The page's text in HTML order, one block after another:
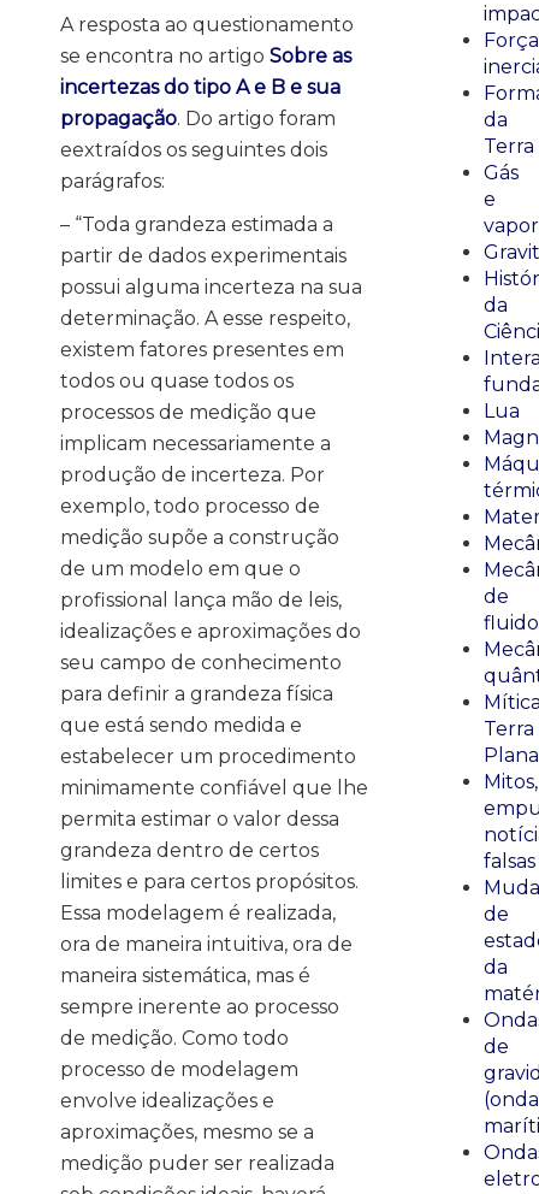
A resposta ao questionamento
se encontra no artigo Sobre as
incertezas do tipo A e B e sua
propagação. Do artigo foram
eextraídos os seguintes dois
parágrafos:
– “Toda grandeza estimada a
partir de dados experimentais
possui alguma incerteza na sua
determinação. A esse respeito,
existem fatores presentes em
todos ou quase todos os
processos de medição que
implicam necessariamente a
produção de incerteza. Por
exemplo, todo processo de
medição supõe a construção
de um modelo em que o
profissional lança mão de leis,
idealizações e aproximações do
seu campo de conhecimento
para definir a grandeza física
que está sendo medida e
estabelecer um procedimento
minimamente confiável que lhe
permita estimar o valor dessa
grandeza dentro de certos
limites e para certos propósitos.
Essa modelagem é realizada,
ora de maneira intuitiva, ora de
maneira sistemática, mas é
sempre inerente ao processo
de medição. Como todo
processo de modelagem
envolve idealizações e
aproximações, mesmo se a
medição puder ser realizada
da
Terra
Gás
e
vapor
da
Lua
de
Terra
Plana
Mitos,
falsas
de
da
de